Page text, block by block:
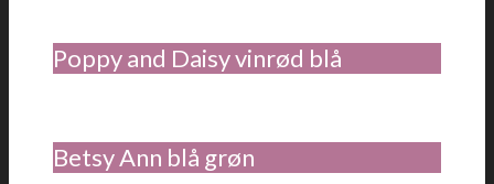
Poppy and Daisy vinrød blå
Betsy Ann blå grøn